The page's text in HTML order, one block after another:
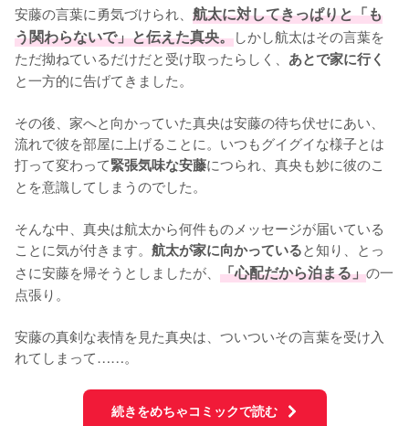
安藤の言葉に勇気づけられ、 航太に対してきっぱりと「も
う関わらないで」と伝えた真央。しかし航太はその言葉を
ただ拗ねているだけだと受け取ったらしく、 あとで家に行く
と一方的に告げてきました。
その後、家へと向かっていた真央は安藤の待ち伏せにあい、
流れで彼を部屋に上げることに。いつもグイグイな様子とは
打って変わって緊張気味な安藤につられ、真央も妙に彼のこ
とを意識してしまうのでした。
そんな中、真央は航太から何件ものメッセージが届いている
ことに気が付きます。 航太が家に向かっていると知り、とっ
さに安藤を帰そうとしましたが、 「心配だから泊まる」の一
点張り。
安藤の真剣な表情を見た真央は、ついついその言葉を受け入
れてしまって……。
続きをめちゃコミックで読む